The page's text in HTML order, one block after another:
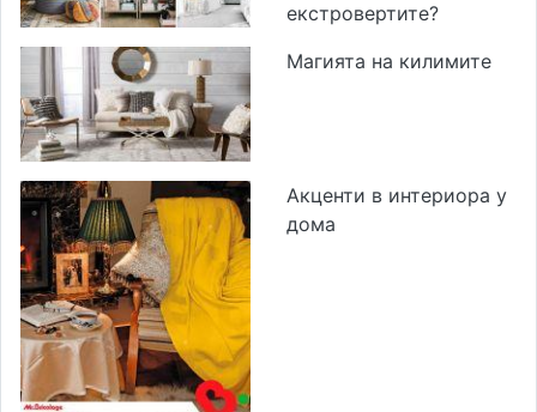
екстровертите?
Магията на килимите
Акценти в интериора у
дома